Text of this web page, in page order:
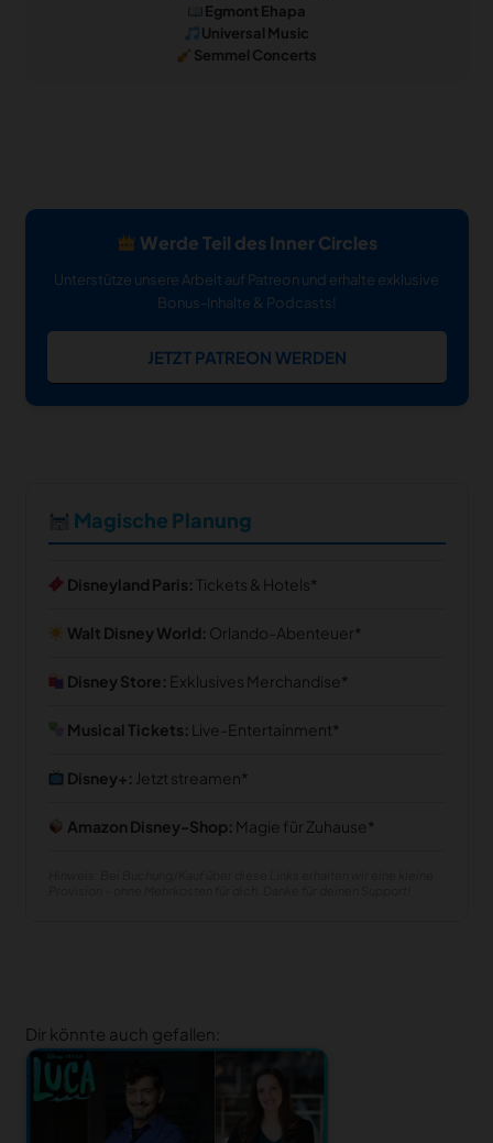
Egmont Ehapa
Universal Music
Semmel Concerts
Werde Teil des Inner Circles
Unterstütze unsere Arbeit auf Patreon und erhalte exklusive
Bonus-Inhalte & Podcasts!
JETZT PATREON WERDEN
Magische Planung
Disneyland Paris: Tickets & Hotels
Walt Disney World: Orlando-Abenteuer
Disney Store: Exklusives Merchandise
Musical Tickets: Live-Entertainment
Disney+: Jetzt streamen
Amazon Disney-Shop: Magie für Zuhause
Dir könnte auch gefallen: